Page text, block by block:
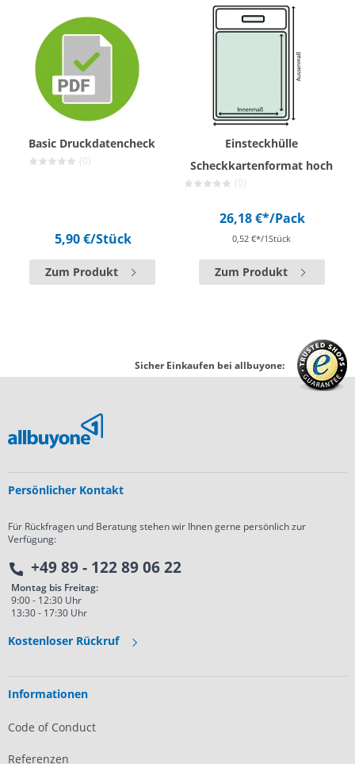
Basic Druckdatencheck
(0)
5,90 €/Stück
Zum Produkt
Einsteckhülle
Scheckkartenformat hoch
(0)
26,18 €*/Pack
0,52 €*/1Stück
Zum Produkt
Sicher Einkaufen bei allbuyone:
Persönlicher Kontakt
Für Rückfragen und Beratung stehen wir Ihnen gerne persönlich zur
Verfügung:
+49 89 - 122 89 06 22
Montag bis Freitag:
9:00 - 12:30 Uhr
13:30 - 17:30 Uhr
Kostenloser Rückruf
Informationen
Code of Conduct
Referenzen